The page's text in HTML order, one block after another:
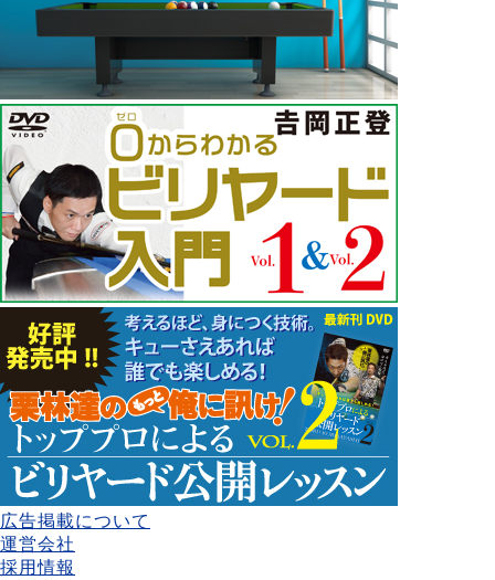
広告掲載について
運営会社
採用情報